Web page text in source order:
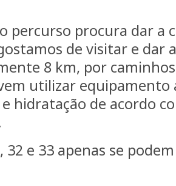
percurso procura dar a
de visitar e dar
8 km, por
utilizar equipamento
hidratação de acordo
32 e 33 apenas se